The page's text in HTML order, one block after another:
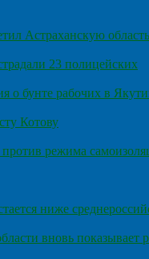
Астраханскую область
23 полицейских
о бунте рабочих в
Котову
режима
ниже
вновь показывает